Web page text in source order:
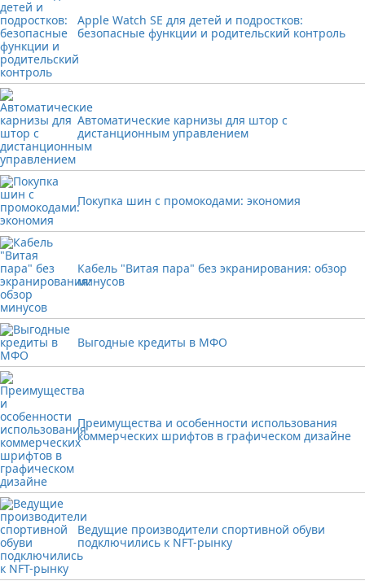
Apple Watch SE для детей и подростков:
безопасные функции и родительский контроль
Автоматические карнизы для штор с
дистанционным управлением
Покупка шин с промокодами: экономия
Кабель "Витая пара" без экранирования: обзор
минусов
Выгодные кредиты в МФО
Преимущества и особенности использования
коммерческих шрифтов в графическом дизайне
Ведущие производители спортивной обуви
подключились к NFT-рынку